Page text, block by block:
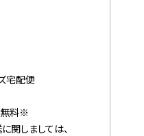
宅配便
無料※
関しましては、